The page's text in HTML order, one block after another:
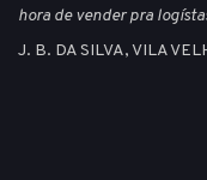
hora de vender pra
J. B. DA SILVA, VILA